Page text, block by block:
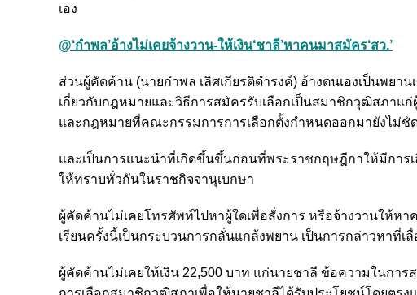
เอง
@‘กำพล’อ้างไม่เคยจ้างวาน-ให้เงิน‘ชาลี’หาคนมาสมัคร‘สว.’
ส่วนผู้คัดค้าน (นายกำพล เลิศเกียรติดำรงค์) อ้างตนเองเป็นพย
เกี่ยวกับกฎหมายและวิธีการสมัครรับเลือกเป็นสมาชิกวุฒิสภาแ
และกฎหมายที่คณะกรรมการการเลือกตั้งกำหนดออกมายังไม่ชั
และเป็นการแนะนำที่เกิดขึ้นขึ้นก่อนที่พระราชกฤษฎีกาให้มีกา
ให้ทราบทั่วกันในราชกิจจานุเบกษา
ผู้คัดค้านไม่เคยโทรศัพท์ไปหาผู้ใดเพื่อสั่งการ หรือจ้างวานให้
เรียนครั้งนี้เป็นกระบวนการกลั่นแกล้งพยาน เป็นการกล่าวหาที่
ผู้คัดค้านไม่เคยให้เงิน 22,500 บาท แก่นายชาลี ข้อความในกา